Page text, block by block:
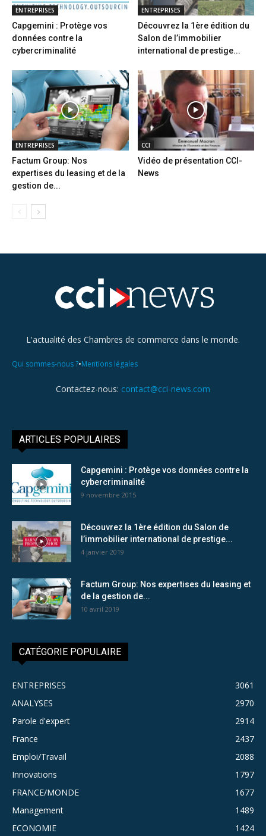
ENTREPRISES
Capgemini : Protège vos
données contre la
cybercriminalité
ENTREPRISES
Découvrez la 1ère édition du
Salon de l’immobilier
international de prestige...
ENTREPRISES
Factum Group: Nos
expertises du leasing et de la
gestion de...
CCI
Vidéo de présentation CCI-
News
L'actualité des Chambres de commerce dans le monde.
Qui sommes-nous ?•Mentions légales
Contactez-nous: contact@cci-news.com
ARTICLES POPULAIRES
Capgemini : Protège vos données contre la
cybercriminalité
9 novembre 2015
Découvrez la 1ère édition du Salon de
l’immobilier international de prestige...
4 janvier 2019
Factum Group: Nos expertises du leasing et
de la gestion de...
10 avril 2019
CATÉGORIE POPULAIRE
ENTREPRISES
3061
ANALYSES
2970
Parole d'expert
2914
France
2437
Emploi/Travail
2088
Innovations
1797
FRANCE/MONDE
1677
Management
1489
ECONOMIE
1424